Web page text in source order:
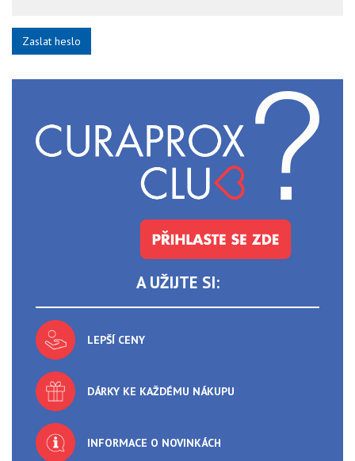
A UŽIJTE SI:
LEPŠÍ CENY
DÁRKY KE KAŽDÉMU NÁKUPU
INFORMACE O NOVINKÁCH